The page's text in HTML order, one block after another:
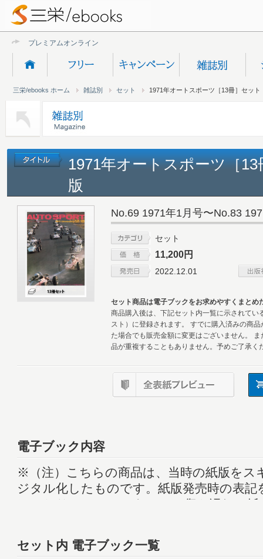
プレミアムオンライン新規受付終
三栄/ebooks ホーム 雑誌別 セット 1971年オートスポーツ［13冊］セット
1971年オートスポーツ［
版
No.69 1971年1月号〜No.83
セット
11,200円
2022.12.01
セット商品は電子ブックをお求めやすくまとめ
商品購入後は、下記セット内一覧に示されてい
スト）に登録されます。 すでに購入済みの商
た場合でも販売金額に変更はございません。
品が重複することもありません。予めご了承く
電子ブック内容
※（注）こちらの商品は、当時の紙版をス
ジタル化したものです。紙版発売時の表記
しており、ページによっては傷や汚れ、
ざいます。また、すべての記事および広
売後に取材先の諸事情などにより、内容の
セット内 電子ブック一覧